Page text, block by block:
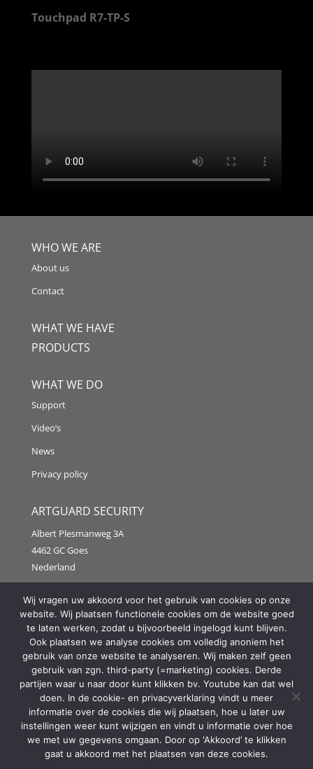
Touchpad R7-TP-S
WHO WE ARE
About us
Contact
WHAT WE HAVE
PRODUCTS
WHAT WE DO
Support
Video’s
News
Privacy policy
ARTGUARD SECURITY
Albert Plesmanweg 3A
4462 GC Goes
Nederland
Tel: +31 (0) 113 313151
E-mail:info@artguardsecurity.eu
Copyright @2021 Artguard Security | Made in cooperation
with2FIT
Wij vragen uw akkoord voor het gebruik van cookies op onze
website. Wij plaatsen functionele cookies om de website goed
te laten werken, zodat u bijvoorbeeld ingelogd kunt blijven.
Ook plaatsen we analyse cookies om volledig anoniem het
gebruik van onze website te analyseren. Wij maken zelf geen
gebruik van zgn. third-party (=marketing) cookies. Derde
partijen waar u naar door kunt klikken bv. Youtube kan dat wel
doen. In de cookie- en privacyverklaring vindt u meer
informatie over de cookies die wij plaatsen, hoe u later uw
instellingen weer kunt wijzigen en vindt u informatie over hoe
we met uw gegevens omgaan. Door op 'Akkoord’ te klikken
gaat u akkoord met het plaatsen van deze cookies.